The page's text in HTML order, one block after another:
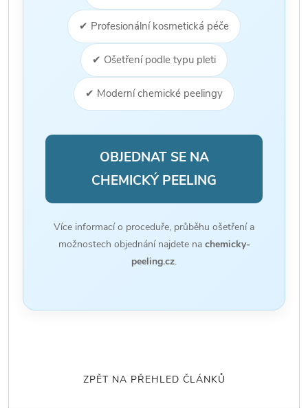
✔ Profesionální kosmetická péče
✔ Ošetření podle typu pleti
✔ Moderní chemické peelingy
OBJEDNAT SE NA
CHEMICKÝ PEELING
Více informací o proceduře, průběhu ošetření a
možnostech objednání najdete na chemicky-
peeling.cz.
ZPĚT NA PŘEHLED ČLÁNKŮ